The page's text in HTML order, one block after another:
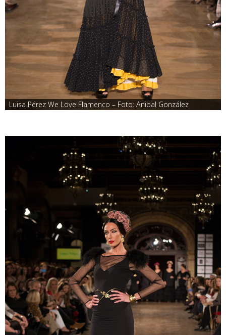
Luisa Pérez We Love Flamenco – Foto: Anibal González